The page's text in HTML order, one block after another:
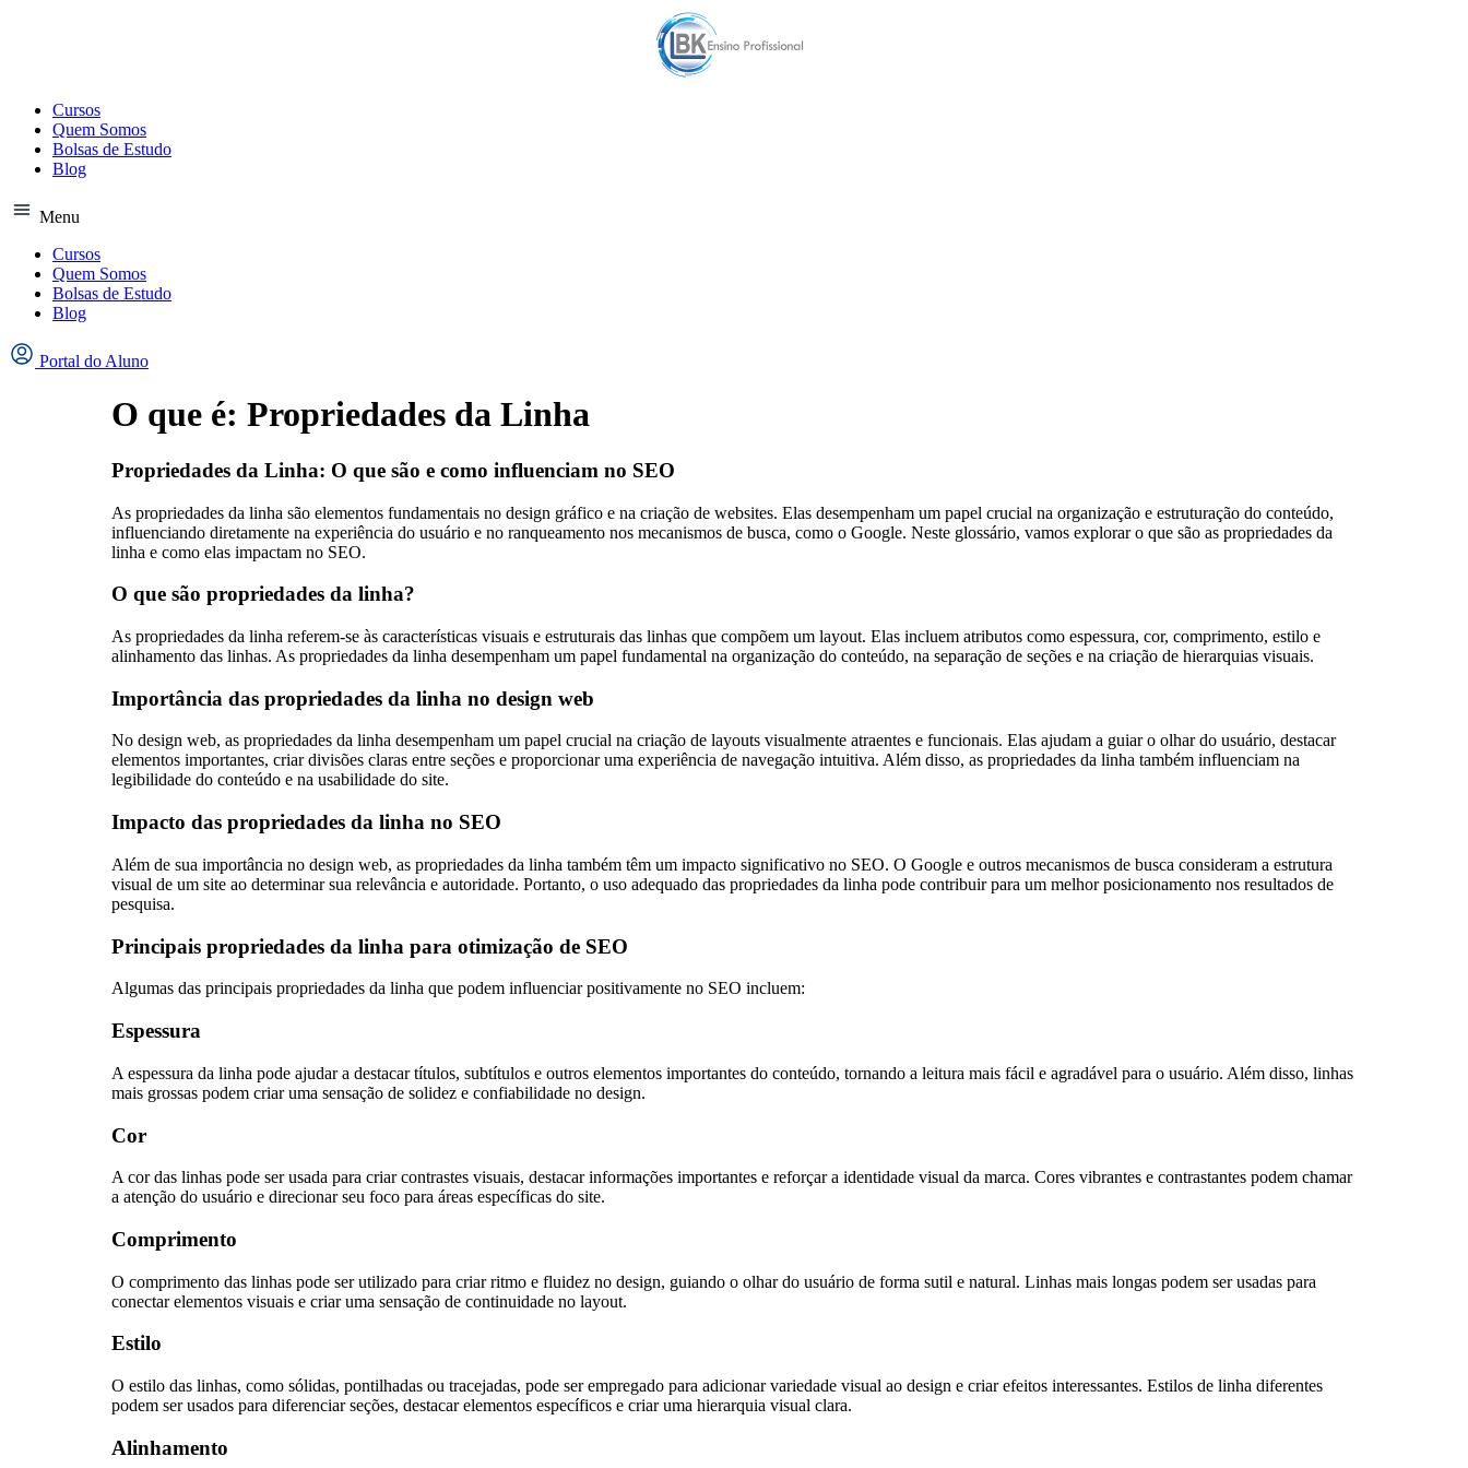
Cursos
Quem Somos
Bolsas de Estudo
Blog
Menu
Cursos
Quem Somos
Bolsas de Estudo
Blog
Portal do Aluno
O que é: Propriedades da Linha
Propriedades da Linha: O que são e como influenciam no SEO
As propriedades da linha são elementos fundamentais no design gráfico e na criação de websites. Elas desempenham um papel crucial na organização e estruturação do conteúdo,
influenciando diretamente na experiência do usuário e no ranqueamento nos mecanismos de busca, como o Google. Neste glossário, vamos explorar o que são as propriedades da
linha e como elas impactam no SEO.
O que são propriedades da linha?
As propriedades da linha referem-se às características visuais e estruturais das linhas que compõem um layout. Elas incluem atributos como espessura, cor, comprimento, estilo e
alinhamento das linhas. As propriedades da linha desempenham um papel fundamental na organização do conteúdo, na separação de seções e na criação de hierarquias visuais.
Importância das propriedades da linha no design web
No design web, as propriedades da linha desempenham um papel crucial na criação de layouts visualmente atraentes e funcionais. Elas ajudam a guiar o olhar do usuário, destacar
elementos importantes, criar divisões claras entre seções e proporcionar uma experiência de navegação intuitiva. Além disso, as propriedades da linha também influenciam na
legibilidade do conteúdo e na usabilidade do site.
Impacto das propriedades da linha no SEO
Além de sua importância no design web, as propriedades da linha também têm um impacto significativo no SEO. O Google e outros mecanismos de busca consideram a estrutura
visual de um site ao determinar sua relevância e autoridade. Portanto, o uso adequado das propriedades da linha pode contribuir para um melhor posicionamento nos resultados de
pesquisa.
Principais propriedades da linha para otimização de SEO
Algumas das principais propriedades da linha que podem influenciar positivamente no SEO incluem:
Espessura
A espessura da linha pode ajudar a destacar títulos, subtítulos e outros elementos importantes do conteúdo, tornando a leitura mais fácil e agradável para o usuário. Além disso, linhas
mais grossas podem criar uma sensação de solidez e confiabilidade no design.
Cor
A cor das linhas pode ser usada para criar contrastes visuais, destacar informações importantes e reforçar a identidade visual da marca. Cores vibrantes e contrastantes podem chamar
a atenção do usuário e direcionar seu foco para áreas específicas do site.
Comprimento
O comprimento das linhas pode ser utilizado para criar ritmo e fluidez no design, guiando o olhar do usuário de forma sutil e natural. Linhas mais longas podem ser usadas para
conectar elementos visuais e criar uma sensação de continuidade no layout.
Estilo
O estilo das linhas, como sólidas, pontilhadas ou tracejadas, pode ser empregado para adicionar variedade visual ao design e criar efeitos interessantes. Estilos de linha diferentes
podem ser usados para diferenciar seções, destacar elementos específicos e criar uma hierarquia visual clara.
Alinhamento